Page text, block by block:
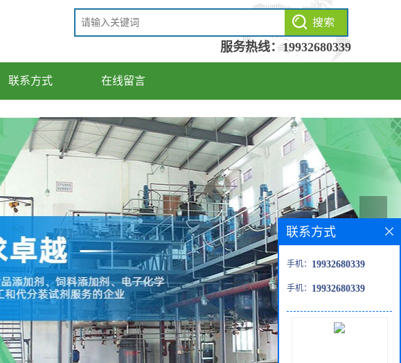
服务热线：19932680339
联系方式 在线留言
联系方式
手机： 19932680339
手机： 19932680339